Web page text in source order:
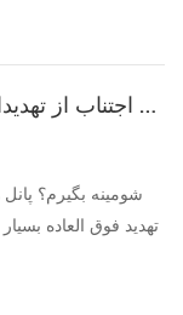
یا غیرعملی است.
نقش مهمی در
در مورد اجتناب از تهدیدات شعله سیستم های انرژی خورشیدی
تهدید فوق العاده
بنابراین، خانه‌هایی